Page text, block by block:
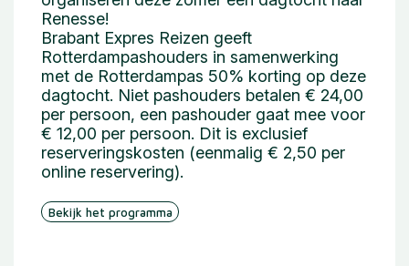
Renesse!
Brabant Expres Reizen geeft
Rotterdampashouders in samenwerking
met de Rotterdampas 50% korting op deze
dagtocht. Niet pashouders betalen € 24,00
per persoon, een pashouder gaat mee voor
€ 12,00 per persoon. Dit is exclusief
reserveringskosten (eenmalig € 2,50 per
online reservering).
Bekijk het programma